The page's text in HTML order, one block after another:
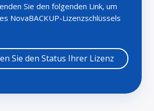
Sie den folgenden Link, um
NovaBACKUP-Lizenzschlüssels
Sie den Status Ihrer Lizenz